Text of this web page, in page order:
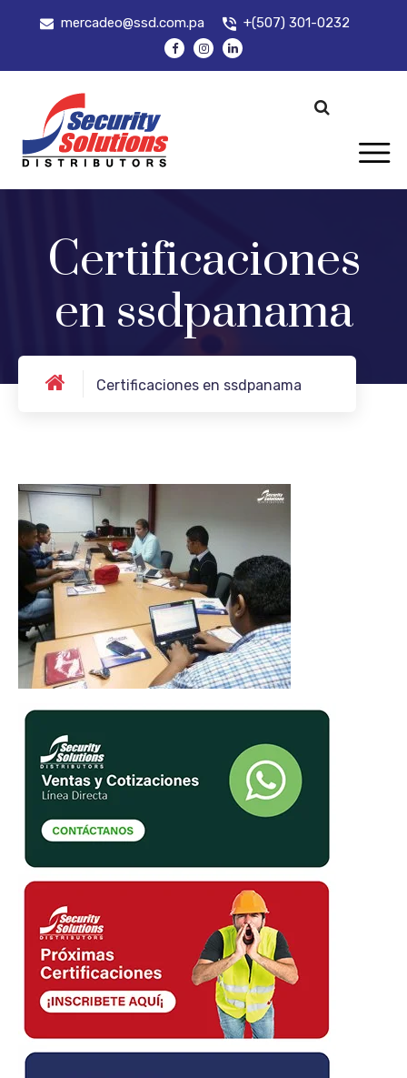
mercadeo@ssd.com.pa +(507) 301-0232
Certificaciones
en ssdpanama
Certificaciones en ssdpanama